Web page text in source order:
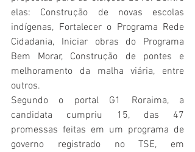
elas: Construção de novas escolas
indígenas, Fortalecer o Programa Rede
Cidadania, Iniciar obras do Programa
Bem Morar, Construção de pontes e
melhoramento da malha viária, entre
outros.
Segundo o portal G1 Roraima, a
candidata cumpriu 15, das 47
promessas feitas em um programa de
governo registrado no TSE, em